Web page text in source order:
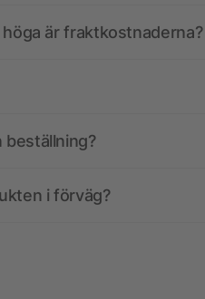
är fraktkostnaderna?
beställning?
i förväg?